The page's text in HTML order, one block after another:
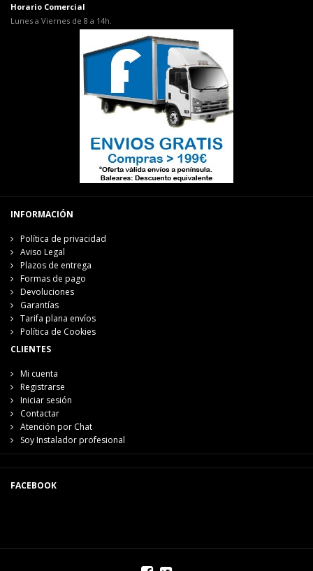
Horario Comercial
Lunes a Viernes de 8 a 14h.
INFORMACIÓN
Política de privacidad
Aviso Legal
Plazos de entrega
Formas de pago
Devoluciones
Garantías
Tarifa plana envíos
Política de Cookies
CLIENTES
Mi cuenta
Registrarse
Iniciar sesión
Contactar
Atención por Chat
Soy Instalador profesional
FACEBOOK